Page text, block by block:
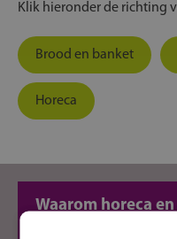
Klik hieronder de richting
Brood en banket
Horeca
Waarom horeca